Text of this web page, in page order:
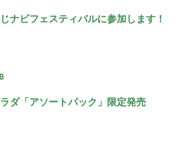
ナビフェスティバルに参加します！
ダ「アソートパック」限定発売